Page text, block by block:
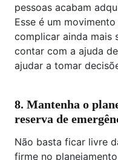
pessoas acabam
Esse é um
complicar ainda mais
contar com a ajuda
ajudar a tomar
8. Mantenha o
reserva de
Não basta ficar livre
firme no